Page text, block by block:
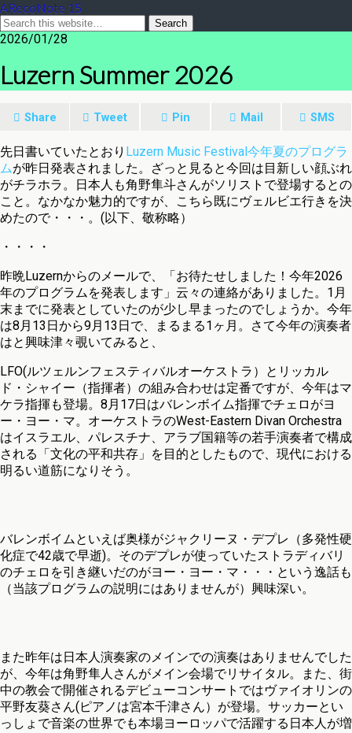
ARecoNote 15
2026/01/28
Luzern Summer 2026
Share Tweet Pin Mail SMS
先日書いていたとおり Luzern Music Festival今年夏のプログラ
ムが昨日発表されました。ざっと見ると今回は目新しい顔ぶれ
がチラホラ。日本人も角野隼斗さんがソリストで登場するとの
こと。なかなか魅力的ですが、こちら既にヴェルビエ行きを決
めたので・・・。(以下、敬称略）
・・・・
昨晩Luzernからのメールで、「お待たせしました！今年2026
年のプログラムを発表します」云々の連絡がありました。1月
末までに発表としていたのが少し早まったのでしょうか。今年
は8月13日から9月13日で、まるまる1ヶ月。さて今年の演奏者
はと興味津々覗いてみると、
LFO(ルツェルンフェスティバルオーケストラ）とリッカル
ド・シャイー（指揮者）の組み合わせは定番ですが、今年はマ
ケラ指揮も登場。8月17日はバレンボイム指揮でチェロがヨ
ー・ヨー・マ。オーケストラのWest-Eastern Divan Orchestra
はイスラエル、パレスチナ、アラブ国籍等の若手演奏者で構成
される「文化の平和共存」を目的としたもので、現代における
明るい道筋になりそう。
バレンボイムといえば奥様がジャクリーヌ・デプレ（多発性硬
化症で42歳で早逝)。そのデプレが使っていたストラディバリ
のチェロを引き継いだのがヨー・ヨー・マ・・・という逸話も
（当該プログラムの説明にはありませんが）興味深い。
また昨年は日本人演奏家のメインでの演奏はありませんでした
が、今年は角野隼人さんがメイン会場でリサイタル。また、街
中の教会で開催されるデビューコンサートではヴァイオリンの
平野友葵さん(ピアノは宮本千津さん）が登場。サッカーとい
っしょで音楽の世界でも本場ヨーロッパで活躍する日本人が増